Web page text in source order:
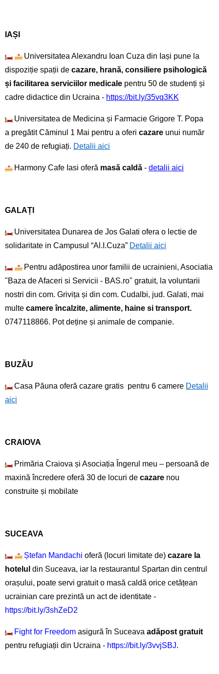
IAȘI
Universitatea Alexandru Ioan Cuza din Iași pune la
dispoziție spații de cazare, hrană, consiliere psihologică
și facilitarea serviciilor medicale pentru 50 de studenți și
cadre didactice din Ucraina - https://bit.ly/35vq3KK
Universitatea de Medicina și Farmacie Grigore T. Popa
a pregătit Căminul 1 Mai pentru a oferi cazare unui număr
de 240 de refugiați. Detalii aici
Harmony Cafe Iasi oferă masă caldă - detalii aici
GALAȚI
Universitatea Dunarea de Jos Galati ofera o lectie de
solidaritate in Campusul “Al.I.Cuza” Detalii aici
Pentru adăpostirea unor familii de ucrainieni, Asociatia
"Baza de Afaceri si Servicii - BAS.ro" gratuit, la voluntarii
nostri din com. Grivița și din com. Cudalbi, jud. Galati, mai
multe camere încalzite, alimente, haine si transport.
0747118866. Pot deține și animale de companie.
BUZĂU
Casa Păuna oferă cazare gratis pentru 6 camere Detalii
aici
CRAIOVA
Primăria Craiova și Asociația Îngerul meu – persoană de
maxină încredere oferă 30 de locuri de cazare nou
construite și mobilate
SUCEAVA
Ștefan Mandachi oferă (locuri limitate de) cazare la
hotelul din Suceava, iar la restaurantul Spartan din centrul
orașului, poate servi gratuit o masă caldă orice cetățean
ucrainian care prezintă un act de identitate -
https://bit.ly/3shZeD2
Fight for Freedom asigură în Suceava adăpost gratuit
pentru refugiații din Ucraina - https://bit.ly/3vvjSBJ.